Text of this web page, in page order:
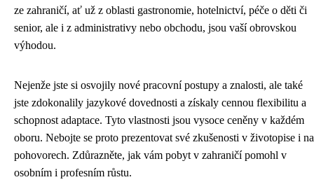
ze zahraničí, ať už z oblasti gastronomie, hotelnictví, péče o děti či
senior, ale i z administrativy nebo obchodu, jsou vaší obrovskou
výhodou.
Nejenže jste si osvojily nové pracovní postupy a znalosti, ale také
jste zdokonalily jazykové dovednosti a získaly cennou flexibilitu a
schopnost adaptace. Tyto vlastnosti jsou vysoce ceněny v každém
oboru. Nebojte se proto prezentovat své zkušenosti v životopise i na
pohovorech. Zdůrazněte, jak vám pobyt v zahraničí pomohl v
osobním i profesním růstu.